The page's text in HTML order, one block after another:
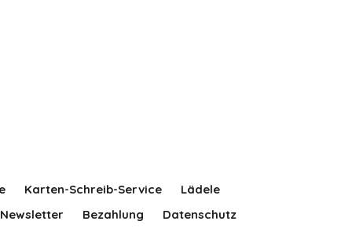
Karten-Schreib-Service
Lädele
Newsletter Bezahlung Datenschutz